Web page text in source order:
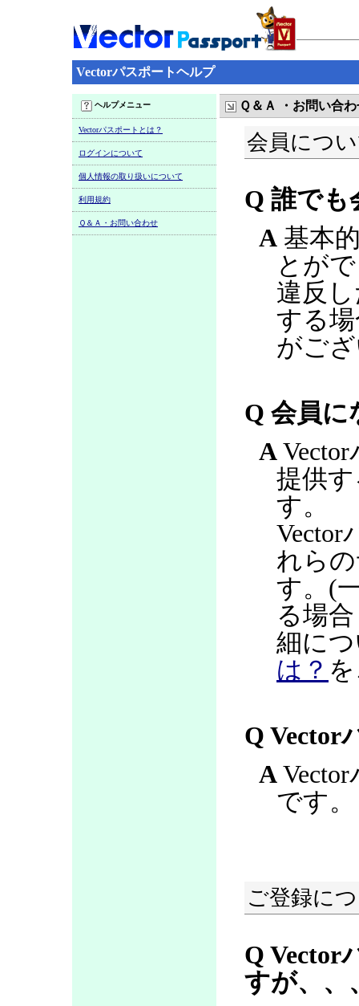
Vectorパスポートヘルプ
ヘルプメニュー
Vectorパスポートとは？
ログインについて
個人情報の取り扱いについて
利用規約
Ｑ＆Ａ・お問い合わせ
Ｑ＆Ａ ・お問い合
会員につ
Q 誰でも
A 基本
とが
違反
する
がご
Q 会員に
A
提供
す。
Vector
れら
す。(
る場
細に
は？
Q Vector
A
です。
ご登録に
Q Vector
すが、、